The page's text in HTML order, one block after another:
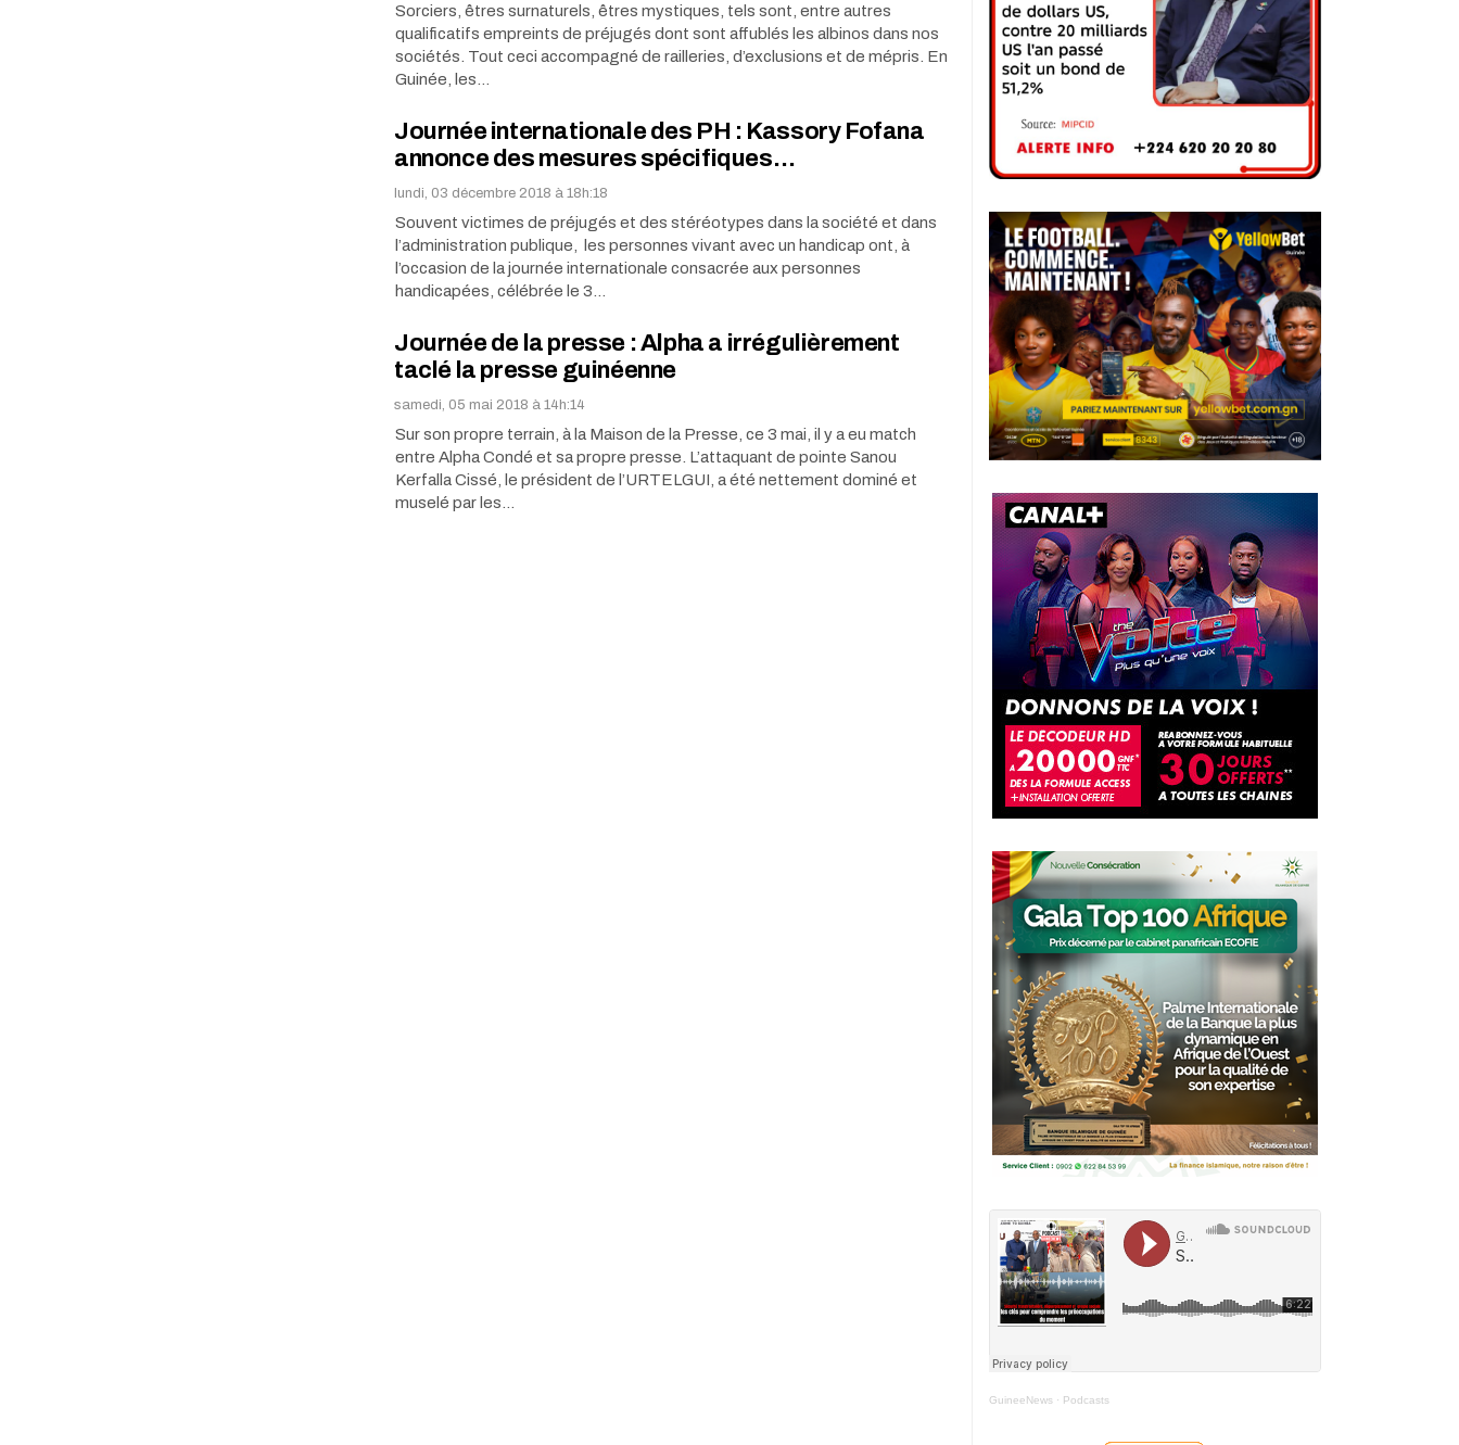
Sorciers, êtres surnaturels, êtres mystiques, tels sont, entre autres
qualificatifs empreints de préjugés dont sont affublés les albinos dans nos
sociétés. Tout ceci accompagné de railleries, d’exclusions et de mépris. En
Guinée, les…
Journée internationale des PH : Kassory Fofana
annonce des mesures spécifiques…
lundi, 03 décembre 2018 à 18h:18
Souvent victimes de préjugés et des stéréotypes dans la société et dans
l’administration publique, les personnes vivant avec un handicap ont, à
l’occasion de la journée internationale consacrée aux personnes
handicapées, célébrée le 3…
Journée de la presse : Alpha a irrégulièrement
taclé la presse guinéenne
samedi, 05 mai 2018 à 14h:14
Sur son propre terrain, à la Maison de la Presse, ce 3 mai, il y a eu match
entre Alpha Condé et sa propre presse. L’attaquant de pointe Sanou
Kerfalla Cissé, le président de l’URTELGUI, a été nettement dominé et
muselé par les…
GuineeNews · Podcasts